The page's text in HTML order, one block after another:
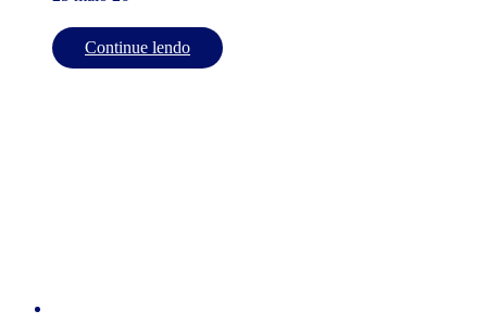
Continue lendo